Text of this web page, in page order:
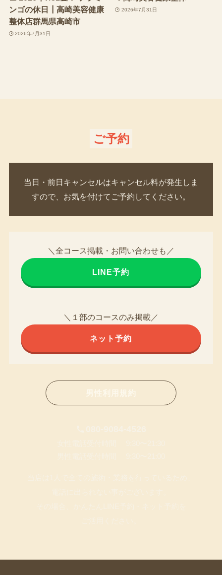
ンゴの休日┃高崎美容健康
整体店群馬県高崎市
2026年7月31日
2026年7月31日
ご予約
当日・前日キャンセルはキャンセル料が発生しま
すので、お気を付けてご予約してください。
＼全コース掲載・お問い合わせも／
LINE予約
＼１部のコースのみ掲載／
ネット予約
男性利用規約